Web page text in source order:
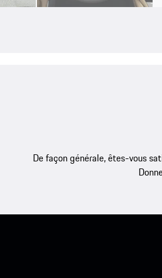
De façon générale, êtes-vous